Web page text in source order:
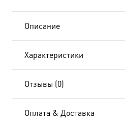
подарочной
Описание
Характеристики
Отзывы (0)
Оплата & Доставка